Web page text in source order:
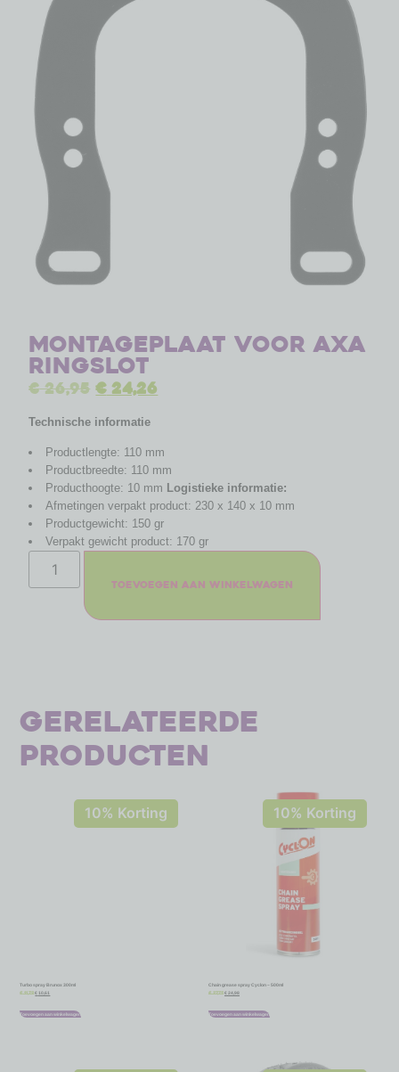
Montageplaat voor Axa
ringslot
€26,95 €24,26
Technische informatie
Productlengte: 110 mm
Productbreedte: 110 mm
Producthoogte: 10 mm Logistieke informatie:
Afmetingen verpakt product: 230 x 140 x 10 mm
Productgewicht: 150 gr
Verpakt gewicht product: 170 gr
Toevoegen aan winkelwagen
Gerelateerde
producten
10% Korting
Turbo spray Brunox 300ml
€11,79 €10,61
Toevoegen aan winkelwagen
10% Korting
Chain grease spray Cyclon – 500ml
27,75 €24,98
Toevoegen aan winkelwagen